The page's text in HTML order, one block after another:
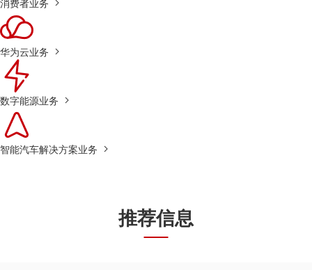
消费者业务
华为云业务
数字能源业务
智能汽车解决方案业务
推荐信息